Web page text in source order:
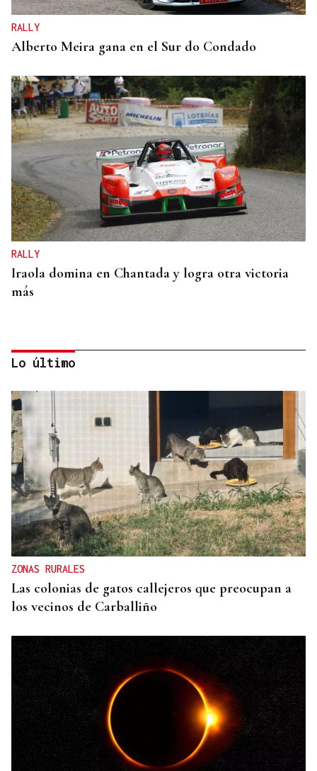
RALLY
Alberto Meira gana en el Sur do Condado
RALLY
Iraola domina en Chantada y logra otra victoria
más
A TODA VELOCIDAD
Vídeo | Así fue el espectacular salto de “Cohete”
Suárez en el Rally Rías Baixas que dejó sin
respiración a los aficionados
Lo último
ZONAS RURALES
Las colonias de gatos callejeros que preocupan a
los vecinos de Carballiño